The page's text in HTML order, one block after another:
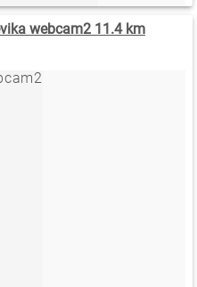
webcam2 11.4 km